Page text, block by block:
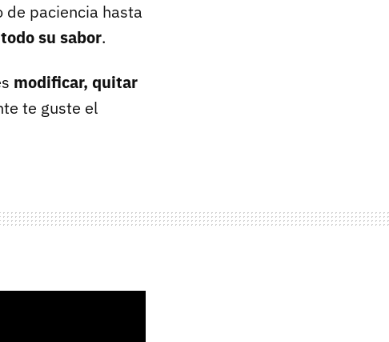
de paciencia hasta
su sabor.
modificar, quitar
te guste el